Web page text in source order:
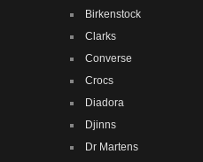
Birkenstock
Clarks
Converse
Crocs
Diadora
Djinns
Dr Martens